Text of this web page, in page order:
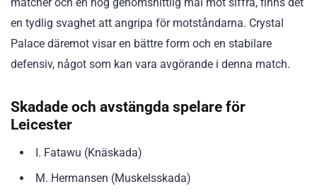
en tydlig svaghet att angripa för motståndarna. Crystal
Palace däremot visar en bättre form och en stabilare
defensiv, något som kan vara avgörande i denna match.
Skadade och avstängda spelare för
Leicester
I. Fatawu (Knäskada)
M. Hermansen (Muskelsskada)